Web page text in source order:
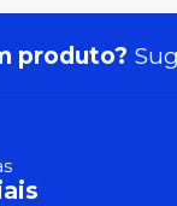
produto?